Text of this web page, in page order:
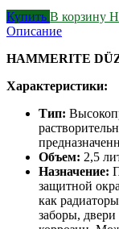
Купить В корзину
Описание
HAMMERITE
Характеристики:
Тип:
Объем: 2,5
Назначение:
защитной
как
заборы,